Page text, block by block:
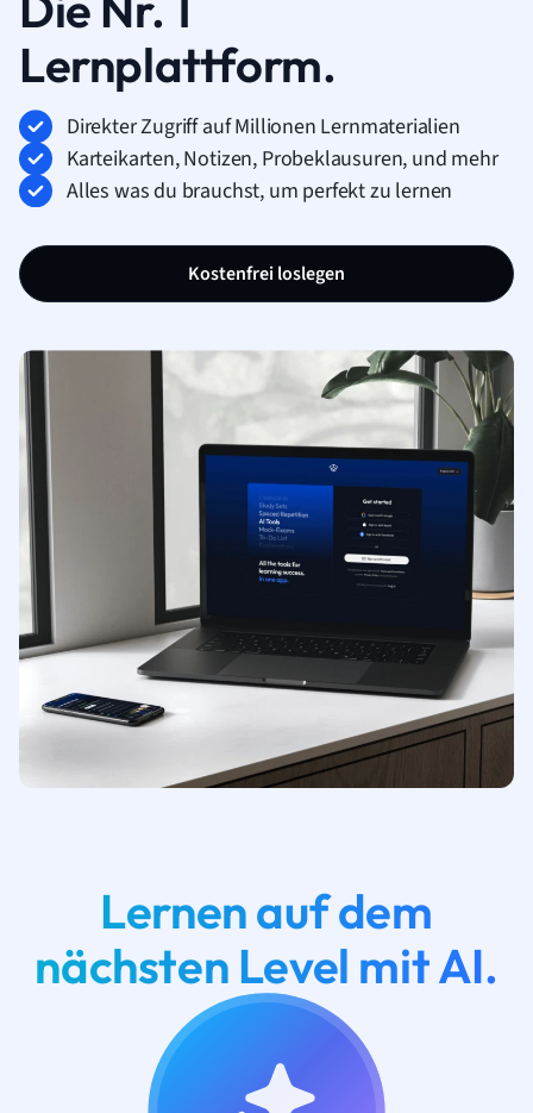
Lernplattform.
Direkter Zugriff auf Millionen Lernmaterialien
Karteikarten, Notizen, Probeklausuren, und mehr
Alles was du brauchst, um perfekt zu lernen
Kostenfrei loslegen
Lernen auf dem
nächsten Level mit AI.